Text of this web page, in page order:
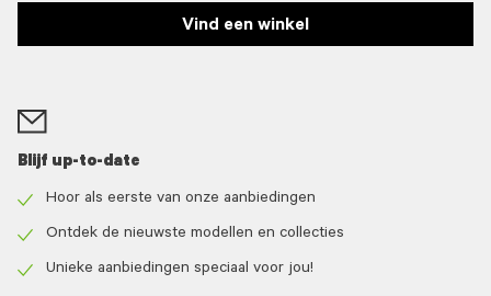
Vind een winkel
Blijf up-to-date
icon
Hoor als eerste van onze aanbiedingen
icon
Ontdek de nieuwste modellen en collecties
Unieke aanbiedingen speciaal voor jou!